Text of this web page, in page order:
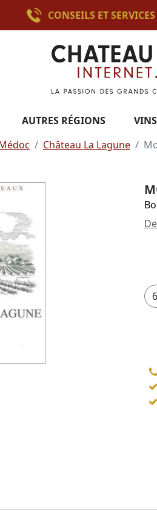
CONSEILS ET SERVICES
AUTRES RÉGIONS
Château La Lagune